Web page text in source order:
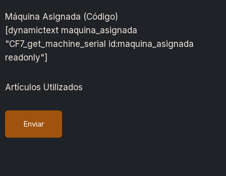
Máquina Asignada (Código)
[dynamictext maquina_asignada
"CF7_get_machine_serial id:maquina_asignada
readonly"]
Artículos Utilizados